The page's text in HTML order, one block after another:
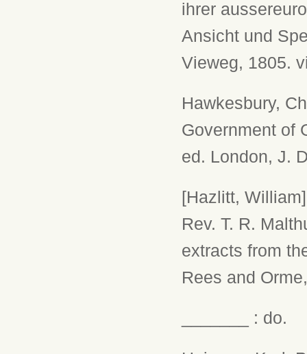
ihrer
Ansicht und
Vieweg, 1805.
Hawkesbury,
Government of
ed. London, J.
[Hazlitt,
Rev. T. R.
extracts from
Rees and
_______ : do.